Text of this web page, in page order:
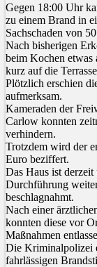
Gegen 18:00 Uhr
zu einem Brand in
Sachschaden von
Nach bisherigen
beim Kochen etwas
kurz auf die
Plötzlich erschien
aufmerksam.
Kameraden der
Carlow konnten
verhindern.
Trotzdem wird der
Euro beziffert.
Das Haus ist
Durchführung
beschlagnahmt.
Nach einer
konnten diese vor
Maßnahmen
Die Kriminalpolizei
fahrlässigen